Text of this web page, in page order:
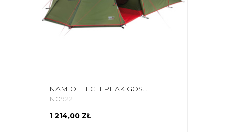
NAMIOT HIGH PEAK GOSHAWK 4 ZIELONO-CZERWONY 10307
N0922
1 214,00 ZŁ